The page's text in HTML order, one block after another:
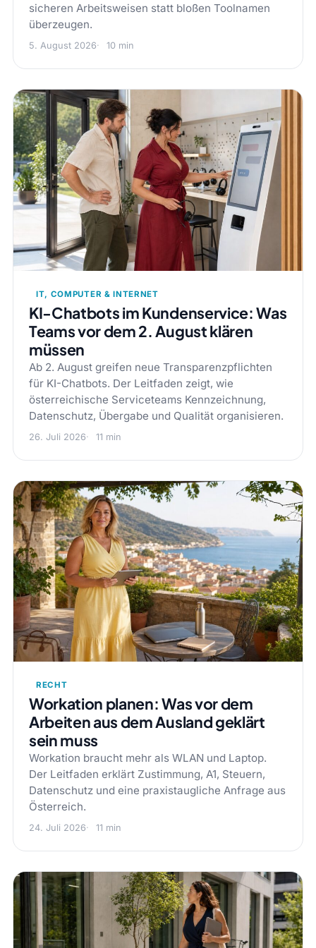
sicheren Arbeitsweisen statt bloßen Toolnamen
überzeugen.
5. August 2026 10 min
IT, COMPUTER & INTERNET
KI-Chatbots im Kundenservice: Was
Teams vor dem 2. August klären
müssen
Ab 2. August greifen neue Transparenzpflichten
für KI-Chatbots. Der Leitfaden zeigt, wie
österreichische Serviceteams Kennzeichnung,
Datenschutz, Übergabe und Qualität organisieren.
26. Juli 2026 11 min
RECHT
Workation planen: Was vor dem
Arbeiten aus dem Ausland geklärt
sein muss
Workation braucht mehr als WLAN und Laptop.
Der Leitfaden erklärt Zustimmung, A1, Steuern,
Datenschutz und eine praxistaugliche Anfrage aus
Österreich.
24. Juli 2026 11 min